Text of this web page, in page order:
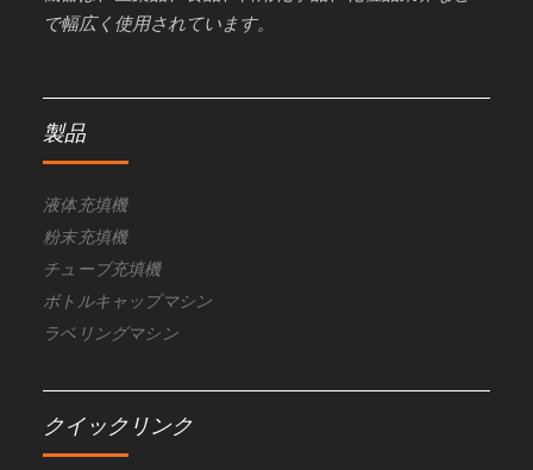
で幅広く使用されています。
製品
液体充填機
粉末充填機
チューブ充填機
ボトルキャップマシン
ラベリングマシン
クイックリンク